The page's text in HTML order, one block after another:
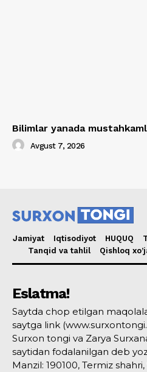
Bilimlar yanada
Avgust 7, 2026
Jamiyat Iqtisodiyot HUQUQ
Tanqid va tahlil
Qishloq
Eslatma!
Saytda chop etilgan
saytga link
Surxon tongi va Zarya
saytidan fodalanilgan deb
Manzil: 190100, Termiz